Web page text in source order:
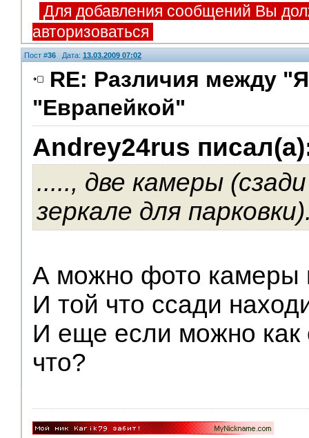
Для добавления сообщений Вы
авторизоваться
Пост #36 Дата: 13.03.2009 07:02
RE: Различия между
"Еврапейкой"
Andrey24rus
....., две камеры
зеркале для
А можно фото камеры
И той что ссади
И еще если можно как
что?